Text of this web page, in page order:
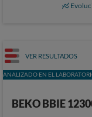
VER RESULTADOS
ANALIZADO EN EL
BEKO BBIE